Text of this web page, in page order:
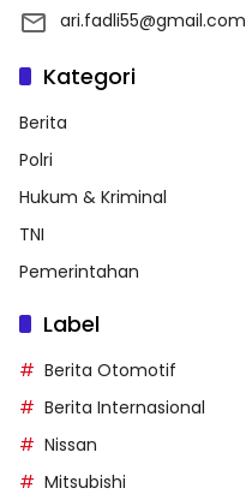
ari.fadli55@gmail.com
Kategori
Berita
Polri
Hukum & Kriminal
TNI
Pemerintahan
Label
Berita Otomotif
Berita Internasional
Nissan
Mitsubishi